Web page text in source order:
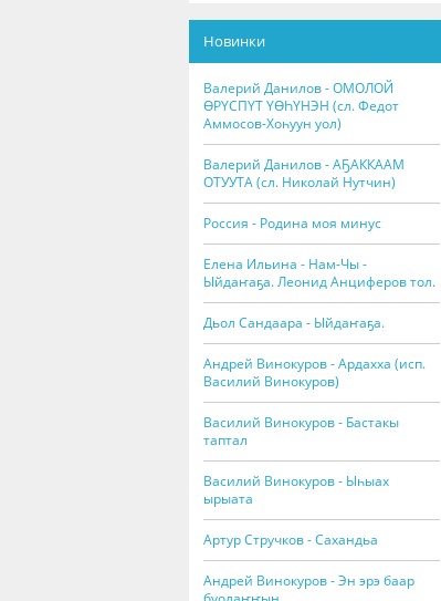
Новинки
Валерий Данилов - ОМОЛОЙ
ӨРҮСПҮТ ҮӨҺҮНЭН (сл. Федот
Аммосов-Хоһуун уол)
Валерий Данилов - АҔАККААМ
ОТУУТА (сл. Николай Нутчин)
Россия - Родина моя минус
Елена Ильина - Нам-Чы -
Ыйдаҥаҕа. Леонид Анциферов тол.
Дьол Сандаара - Ыйдаҥаҕа.
Андрей Винокуров - Ардахха (исп.
Василий Винокуров)
Василий Винокуров - Бастакы
таптал
Василий Винокуров - Ыһыах
ырыата
Артур Стручков - Сахандьа
Андрей Винокуров - Эн эрэ баар